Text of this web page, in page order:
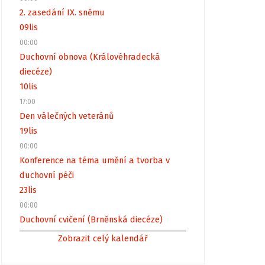
2. zasedání IX. sněmu
09lis
00:00
Duchovní obnova (Královéhradecká
diecéze)
10lis
17:00
Den válečných veteránů
19lis
00:00
Konference na téma umění a tvorba v
duchovní péči
23lis
00:00
Duchovní cvičení (Brněnská diecéze)
Zobrazit celý kalendář